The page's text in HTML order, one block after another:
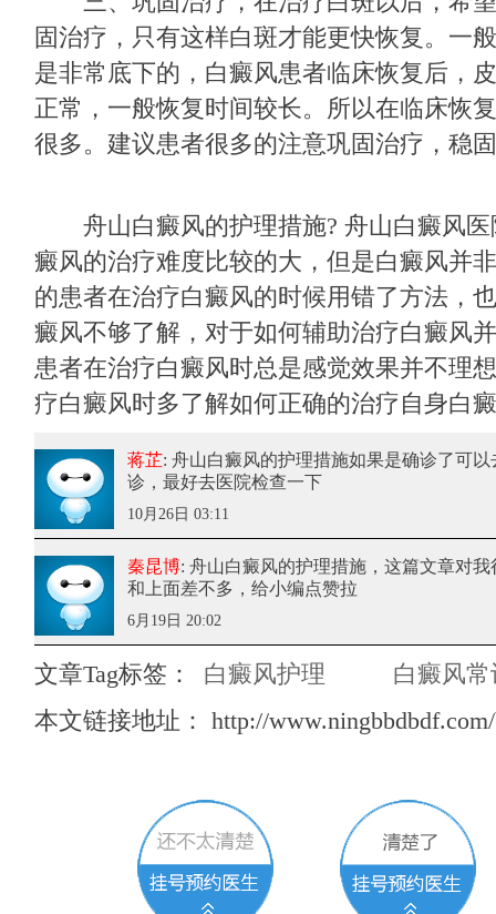
固治疗，只有这样白斑才能更快恢复。一
是非常底下的，白癜风患者临床恢复后，
正常，一般恢复时间较长。所以在临床恢
很多。建议患者很多的注意巩固治疗，稳
舟山白癜风的护理措施? 舟山白癜风医
癜风的治疗难度比较的大，但是白癜风并
的患者在治疗白癜风的时候用错了方法，
癜风不够了解，对于如何辅助治疗白癜风
患者在治疗白癜风时总是感觉效果并不理
疗白癜风时多了解如何正确的治疗自身白
蒋芷: 舟山白癜风的护理措施如果是确诊了可以
诊，最好去医院检查一下
10月26日 03:11
秦昆博: 舟山白癜风的护理措施，这篇文章对
和上面差不多，给小编点赞拉
6月19日 20:02
文章Tag标签： 白癜风护理
白癜风常
本文链接地址： http://